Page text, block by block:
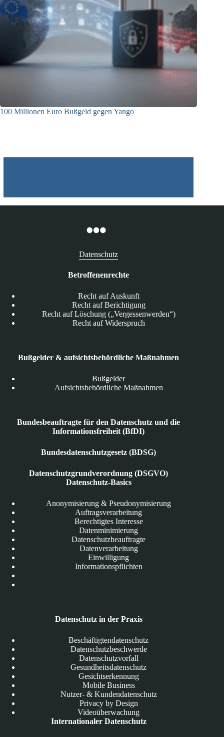
100 Millionen Euro Bußgeld gegen Yango
Datenschutz
Betroffenenrechte
Recht auf Auskunft
Recht auf Berichtigung
Recht auf Löschung („Vergessenwerden“)
Recht auf Widerspruch
Bußgelder & aufsichtsbehördliche Maßnahmen
Bußgelder
Aufsichtsbehördliche Maßnahmen
Bundesbeauftragte für den Datenschutz und die
Informationsfreiheit (BfDI)
Bundesdatenschutzgesetz (BDSG)
Datenschutzgrundverordnung (DSGVO)
Datenschutz-Basics
Anonymisierung & Pseudonymisierung
Auftragsverarbeitung
Berechtigtes Interesse
Datenminimierung
Datenschutzbeauftragte
Datenverarbeitung
Einwilligung
Informationspflichten
Datenschutz in der Praxis
Beschäftigtendatenschutz
Datenschutzbeschwerde
Datenschutzvorfall
Gesundheitsdatenschutz
Gesichtserkennung
Mobile Business
Nutzer- & Kundendatenschutz
Privacy by Design
Videoüberwachung
Internationaler Datenschutz